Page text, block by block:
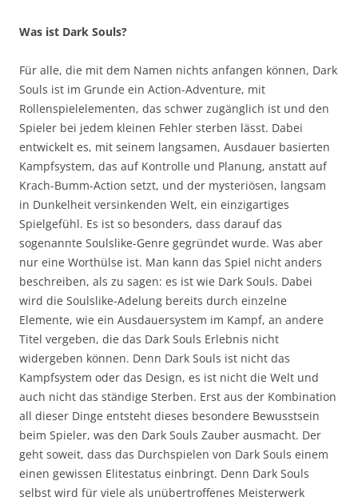
Was ist Dark Souls?
Für alle, die mit dem Namen nichts anfangen können, Dark
Souls ist im Grunde ein Action-Adventure, mit
Rollenspielelementen, das schwer zugänglich ist und den
Spieler bei jedem kleinen Fehler sterben lässt. Dabei
entwickelt es, mit seinem langsamen, Ausdauer basierten
Kampfsystem, das auf Kontrolle und Planung, anstatt auf
Krach-Bumm-Action setzt, und der mysteriösen, langsam
in Dunkelheit versinkenden Welt, ein einzigartiges
Spielgefühl. Es ist so besonders, dass darauf das
sogenannte Soulslike-Genre gegründet wurde. Was aber
nur eine Worthülse ist. Man kann das Spiel nicht anders
beschreiben, als zu sagen: es ist wie Dark Souls. Dabei
wird die Soulslike-Adelung bereits durch einzelne
Elemente, wie ein Ausdauersystem im Kampf, an andere
Titel vergeben, die das Dark Souls Erlebnis nicht
widergeben können. Denn Dark Souls ist nicht das
Kampfsystem oder das Design, es ist nicht die Welt und
auch nicht das ständige Sterben. Erst aus der Kombination
all dieser Dinge entsteht dieses besondere Bewusstsein
beim Spieler, was den Dark Souls Zauber ausmacht. Der
geht soweit, dass das Durchspielen von Dark Souls einem
einen gewissen Elitestatus einbringt. Denn Dark Souls
selbst wird für viele als unübertroffenes Meisterwerk